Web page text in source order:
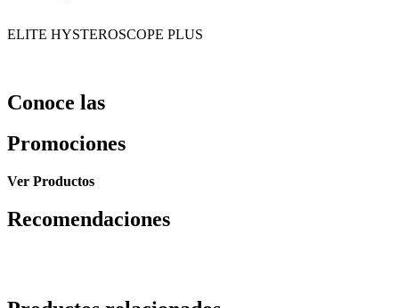
ELITE HYSTEROSCOPE PLUS
Conoce las
Promociones
Ver Productos
Recomendaciones